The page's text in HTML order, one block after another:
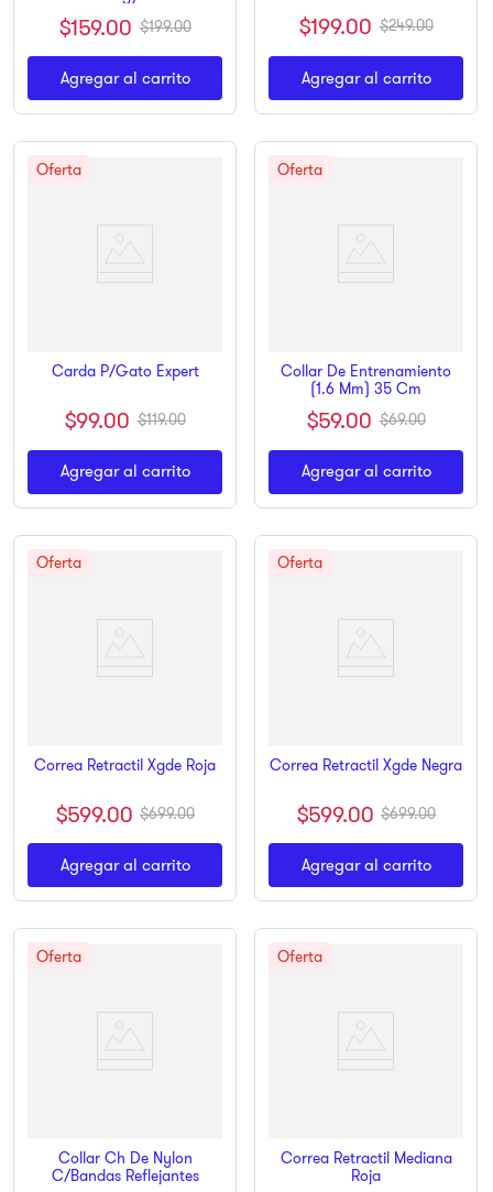
$159.00 $199.00
Agregar al carrito
$199.00 $249.00
Agregar al carrito
Carda P/Gato Expert
$99.00 $119.00
Agregar al carrito
Collar De Entrenamiento
(1.6 Mm) 35 Cm
$59.00 $69.00
Agregar al carrito
Correa Retractil Xgde Roja
$599.00 $699.00
Agregar al carrito
Correa Retractil Xgde Negra
$599.00 $699.00
Agregar al carrito
Collar Ch De Nylon
C/Bandas Reflejantes
Correa Retractil Mediana
Roja